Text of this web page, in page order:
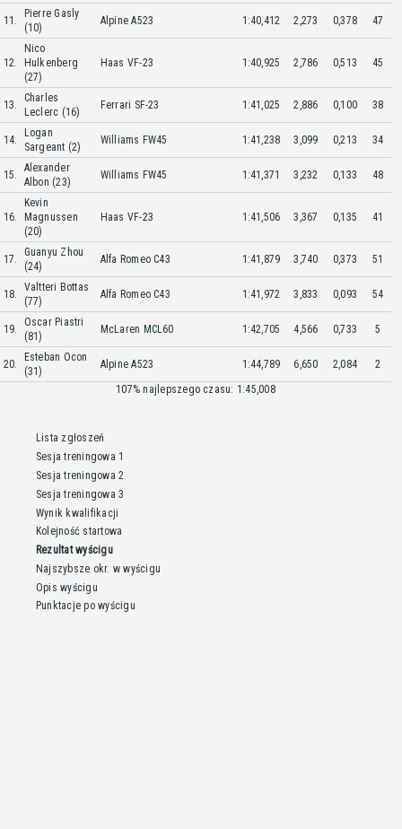
11.
Pierre Gasly
(10)
Alpine A523 1:40,412 2,273 0,378 47
12.
Nico
Hulkenberg
(27)
Haas VF-23 1:40,925 2,786 0,513 45
13.
Charles
Leclerc (16)
Ferrari SF-23 1:41,025 2,886 0,100 38
14.
Logan
Sargeant (2)
Williams FW45 1:41,238 3,099 0,213 34
15.
Alexander
Albon (23)
Williams FW45 1:41,371 3,232 0,133 48
16.
Kevin
Magnussen
(20)
Haas VF-23 1:41,506 3,367 0,135 41
17.
Guanyu Zhou
(24)
Alfa Romeo C43 1:41,879 3,740 0,373 51
18.
Valtteri Bottas
(77)
Alfa Romeo C43 1:41,972 3,833 0,093 54
19.
Oscar Piastri
(81)
McLaren MCL60 1:42,705 4,566 0,733 5
20.
Esteban Ocon
(31)
Alpine A523 1:44,789 6,650 2,084
2
107% najlepszego czasu: 1:45,008
Lista zgłoszeń
Sesja treningowa 1
Sesja treningowa 2
Sesja treningowa 3
Wynik kwalifikacji
Kolejność startowa
Rezultat wyścigu
Najszybsze okr. w wyścigu
Opis wyścigu
Punktacje po wyścigu